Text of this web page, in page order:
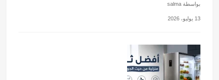
بواسطة salma
13 يوليو، 2026